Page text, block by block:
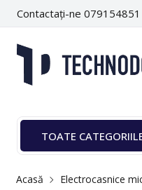
Contactați-ne 079154851
TOATE
Acasă Electrocasnice